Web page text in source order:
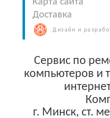
Карта сайта
Доставка
Дизайн и
Сервис по
компьютеров и
г. Минск, ст.